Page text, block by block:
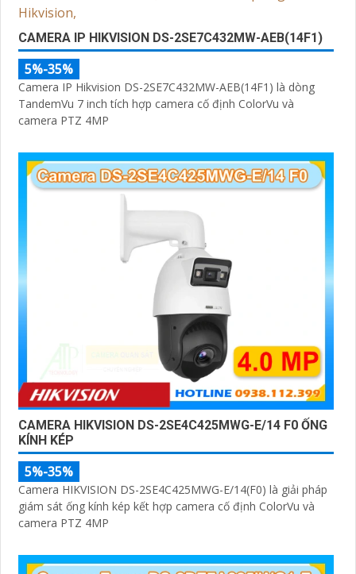
CAMERA IP HIKVISION DS-2SE7C432MW-AEB(14F1)
5%-35%
Camera IP Hikvision DS-2SE7C432MW-AEB(14F1) là dòng
TandemVu 7 inch tích hợp camera cố định ColorVu và
camera PTZ 4MP
CAMERA HIKVISION DS-2SE4C425MWG-E/14 F0 ỐNG
KÍNH KÉP
5%-35%
Camera HIKVISION DS-2SE4C425MWG-E/14(F0) là giải pháp
giám sát ống kính kép kết hợp camera cố định ColorVu và
camera PTZ 4MP